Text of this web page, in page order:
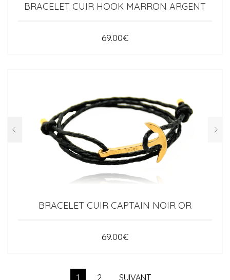
BRACELET CUIR HOOK MARRON ARGENT
69.00€
BRACELET CUIR CAPTAIN NOIR OR
69.00€
1 2 SUIVANT